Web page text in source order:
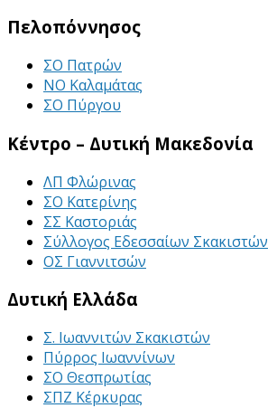
Πελοπόννησος
ΣΟ Πατρών
ΝΟ Καλαμάτας
ΣΟ Πύργου
Κέντρο – Δυτική Μακεδονία
ΛΠ Φλώρινας
ΣΟ Κατερίνης
ΣΣ Καστοριάς
Σύλλογος Εδεσσαίων Σκακιστών
ΟΣ Γιαννιτσών
Δυτική Ελλάδα
Σ. Ιωαννιτών Σκακιστών
Πύρρος Ιωαννίνων
ΣΟ Θεσπρωτίας
ΣΠΖ Κέρκυρας